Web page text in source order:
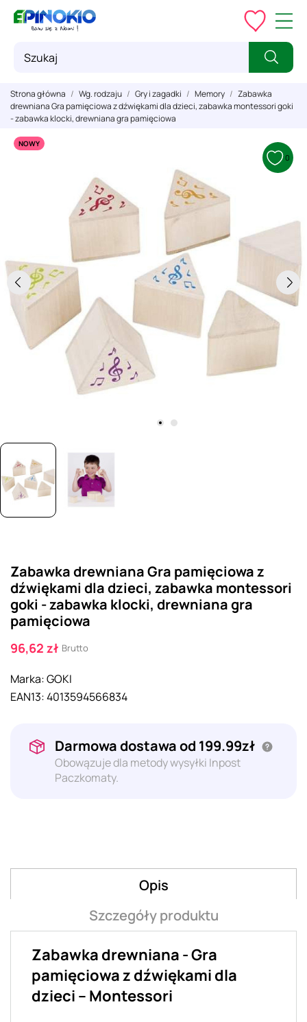
Strona główna Wg. rodzaju Gry i zagadki Memory
Zabawka
drewniana Gra pamięciowa z dźwiękami dla dzieci, zabawka montessori goki
- zabawka klocki, drewniana gra pamięciowa
NOWY
0
Zabawka drewniana Gra pamięciowa z
dźwiękami dla dzieci, zabawka montessori
goki - zabawka klocki, drewniana gra
pamięciowa
96,62 zł Brutto
Marka:GOKI
EAN13:4013594566834
Darmowa dostawa od 199.99zł
Obowązuje dla metody wysyłki Inpost
Paczkomaty.
Opis
Szczegóły produktu
Zabawka drewniana - Gra
pamięciowa z dźwiękami dla
dzieci – Montessori